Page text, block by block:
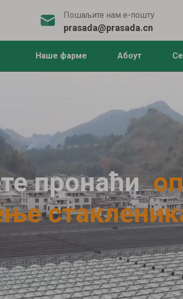
Пошаљите нам е-пошту
prasada@prasada.cn
Наше фарме Абоут
пронаћи